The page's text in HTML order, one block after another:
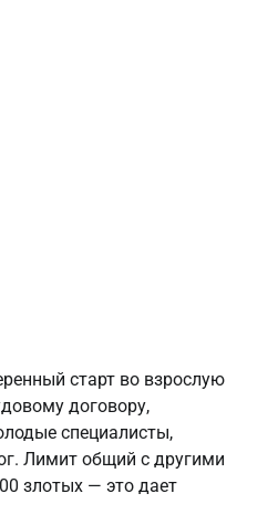
старт во взрослую
договору,
специалисты,
Лимит общий с другими
злотых — это дает